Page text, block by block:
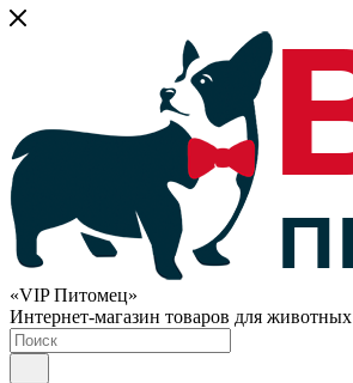
«VIP Питомец»
Интернет-магазин товаров для животных